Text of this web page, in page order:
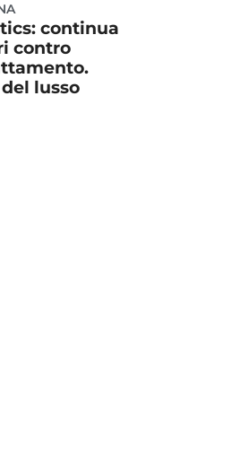
continua
contro
lusso